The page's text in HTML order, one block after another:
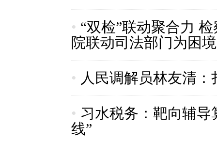
• “双检”联动聚合力
院联动司法部门为困
• 人民调解员林友清
• 习水税务：靶向辅导
线”